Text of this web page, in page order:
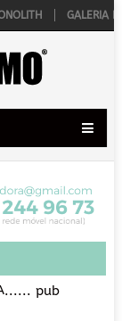
GALERIA
pub